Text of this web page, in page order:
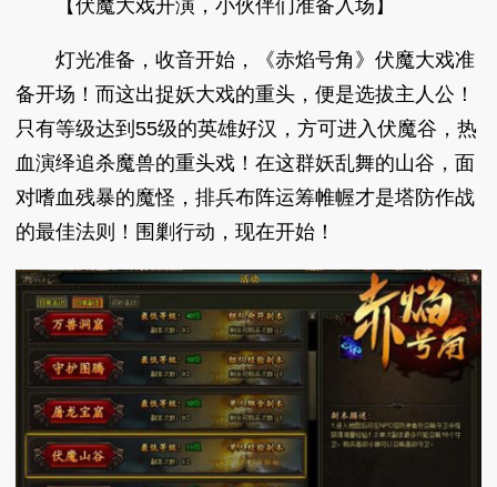
【伏魔大戏开演，小伙伴们准备入场】
灯光准备，收音开始，《赤焰号角》伏魔大戏准
备开场！而这出捉妖大戏的重头，便是选拔主人公！
只有等级达到55级的英雄好汉，方可进入伏魔谷，热
血演绎追杀魔兽的重头戏！在这群妖乱舞的山谷，面
对嗜血残暴的魔怪，排兵布阵运筹帷幄才是塔防作战
的最佳法则！围剿行动，现在开始！